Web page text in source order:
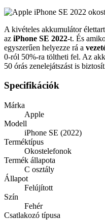
A kivételes akkumulátor
az iPhone SE 2022-t. És
egyszerűen helyezze rá a
0-ról 50%-ra töltheti fel. Az
50 órás zenelejátszást is
Specifikációk
Márka
Apple
Modell
iPhone SE (2022)
Terméktípus
Okostelefonok
Termék állapota
C osztály
Állapot
Felújított
Szín
Fehér
Csatlakozó típusa